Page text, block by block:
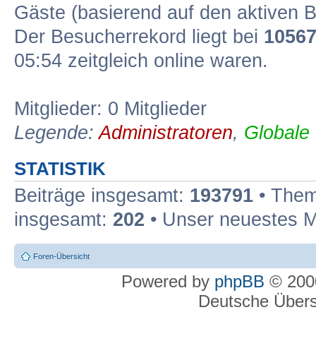
Gäste (basierend auf den aktiven
Der Besucherrekord liegt bei 10567
05:54 zeitgleich online waren.
Mitglieder: 0 Mitglieder
Legende:Administratoren, Globale
STATISTIK
Beiträge insgesamt: 193791 •
insgesamt: 202 • Unser neuestes
Foren-Übersicht
Powered by phpBB ©
Deutsche